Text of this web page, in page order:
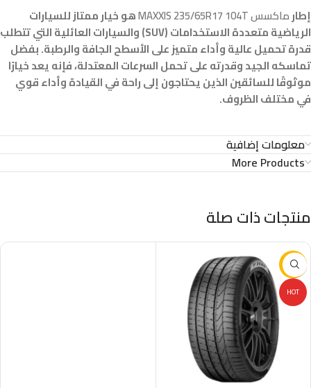
إطارماكسس MAXXIS 235/65R17 104T
هو خيار ممتاز للسيارات
الرياضية متعددة الاستخدامات (SUV) والسيارات العائلية التي تتطلب
قدرة تحميل عالية وأداء متميز على الأسطح الجافة والرطبة. بفضل
تماسكه الجيد وقدرته على تحمل السرعات المعتدلة، فإنه يعد خيارًا
موثوقًا للسائقين الذين يحتاجون إلى راحة في القيادة وأداء قوي
في مختلف الظروف.
معلومات إضافية
More Products
منتجات ذات صلة
-37%
HOT